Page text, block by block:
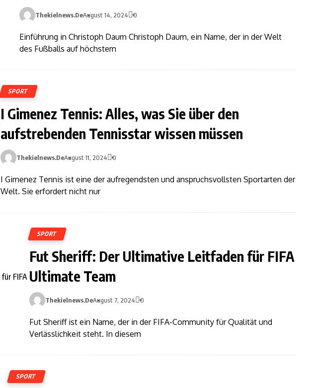
Thekielnews.deAugust 14, 2024 0
Einführung in Christoph Daum Christoph Daum, ein Name, der in der Welt
des Fußballs auf höchstem
SPORT
I Gimenez Tennis: Alles, was Sie über den
aufstrebenden Tennisstar wissen müssen
Thekielnews.deAugust 11, 2024 0
I Gimenez Tennis ist eine der aufregendsten und anspruchsvollsten Sportarten der
Welt. Sie erfordert nicht nur
SPORT
Fut Sheriff: Der Ultimative Leitfaden für FIFA
Ultimate Team
Thekielnews.deAugust 7, 2024 0
Fut Sheriff ist ein Name, der in der FIFA-Community für Qualität und
Verlässlichkeit steht. In diesem
SPORT